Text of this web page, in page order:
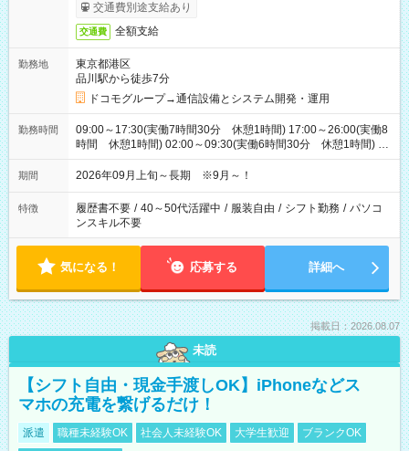
交通費別途支給あり
交通費 全額支給
勤務地
東京都港区
品川駅から徒歩7分
ドコモグループ→通信設備とシステム開発・運用
勤務時間
09:00～17:30(実働7時間30分 休憩1時間) 17:00～26:00(実働8
時間 休憩1時間) 02:00～09:30(実働6時間30分 休憩1時間) ※
日勤は就業時間1/夜勤は就業時間2.3を連続で行って頂きます
期間 2026年09月上旬～長期 ※9月～！
特徴 履歴書不要 / 40～50代活躍中 / 服装自由 / シフト勤務 / パソコ
ンスキル不要
気になる！ 応募する 詳細へ
掲載日：2026.08.07
未読
【シフト自由・現金手渡しOK】iPhoneなどス
マホの充電を繋げるだけ！
派遣 職種未経験OK 社会人未経験OK 大学生歓迎
ブランクOK